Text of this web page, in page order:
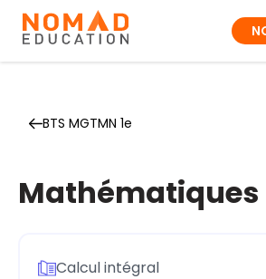
BTS MGTMN 1e
Mathématiques
Calcul intégral